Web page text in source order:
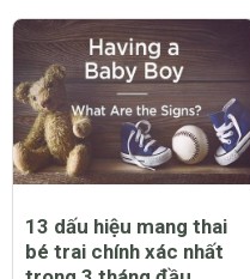
Cách dùng que thử thai
và bút thử thai chính
xác nhất chị em cần
biết